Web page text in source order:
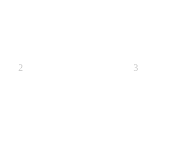
2 3